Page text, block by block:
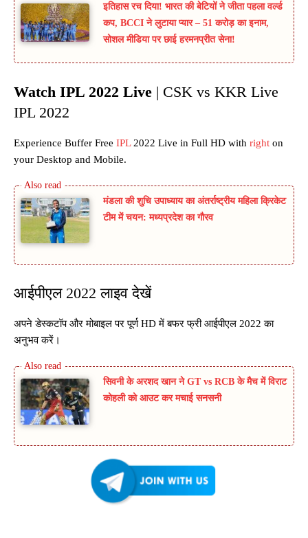
इतिहास रच दिया! भारत की बेटियों ने जीता पहला वर्ल्ड
कप, BCCI ने लुटाया प्यार – 51 करोड़ का इनाम,
सोशल मीडिया पर छाई हरमनप्रीत सेना!
Watch IPL 2022 Live | CSK vs KKR Live
IPL 2022
Experience Buffer Free IPL 2022 Live in Full HD with right on
your Desktop and Mobile.
मंडला की शुचि उपाध्याय का अंतर्राष्ट्रीय महिला क्रिकेट
टीम में चयन: मध्यप्रदेश का गौरव
आईपीएल 2022 लाइव देखें
अपने डेस्कटॉप और मोबाइल पर पूर्ण HD में बफर फ्री आईपीएल 2022 का
अनुभव करें।
सिवनी के अरशद खान ने GT vs RCB के मैच में विराट
कोहली को आउट कर मचाई सनसनी